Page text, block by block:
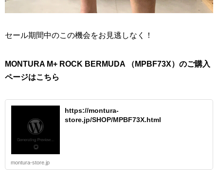
セール期間中のこの機会をお見逃しなく！
MONTURA M+ ROCK BERMUDA （MPBF73X）のご購入
ページはこちら
https://montura-
store.jp/SHOP/MPBF73X.html
montura-store.jp